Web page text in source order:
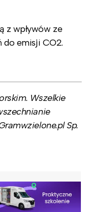
z wpływów ze
do emisji CO2.
Wszelkie
Sp.